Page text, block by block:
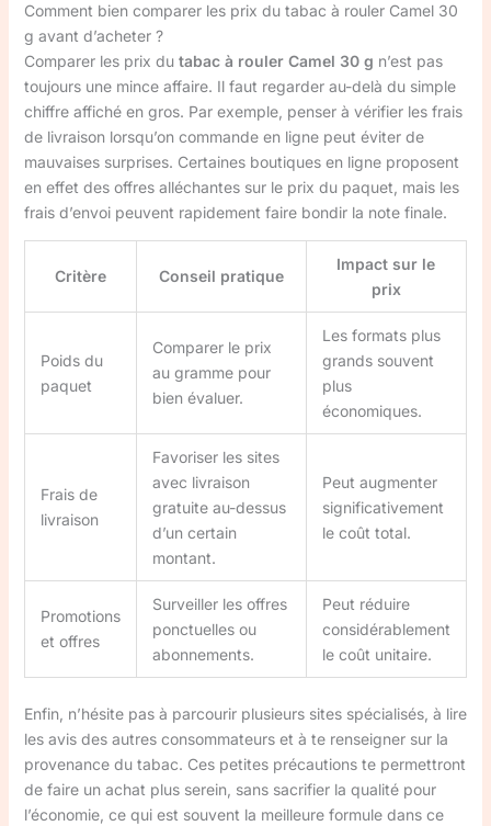
Comment bien comparer les prix du tabac à rouler Camel 30
g avant d’acheter ?
Comparer les prix du tabac à rouler Camel 30 g n’est pas
toujours une mince affaire. Il faut regarder au-delà du simple
chiffre affiché en gros. Par exemple, penser à vérifier les frais
de livraison lorsqu’on commande en ligne peut éviter de
mauvaises surprises. Certaines boutiques en ligne proposent
en effet des offres alléchantes sur le prix du paquet, mais les
frais d’envoi peuvent rapidement faire bondir la note finale.
Critère Conseil pratique
Impact sur le
prix
Poids du
paquet
Comparer le prix
au gramme pour
bien évaluer.
Les formats plus
grands souvent
plus
économiques.
Frais de
livraison
Favoriser les sites
avec livraison
gratuite au-dessus
d’un certain
montant.
Peut augmenter
significativement
le coût total.
Promotions
et offres
Surveiller les offres
ponctuelles ou
abonnements.
Peut réduire
considérablement
le coût unitaire.
Enfin, n’hésite pas à parcourir plusieurs sites spécialisés, à lire
les avis des autres consommateurs et à te renseigner sur la
provenance du tabac. Ces petites précautions te permettront
de faire un achat plus serein, sans sacrifier la qualité pour
l’économie, ce qui est souvent la meilleure formule dans ce